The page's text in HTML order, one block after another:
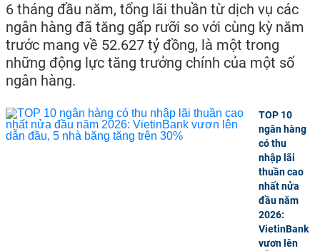
6 tháng đầu năm, tổng lãi thuần từ dịch vụ các
ngân hàng đã tăng gấp rưỡi so với cùng kỳ năm
trước mang về 52.627 tỷ đồng, là một trong
những động lực tăng trưởng chính của một số
ngân hàng.
TOP 10
ngân hàng
có thu
nhập lãi
thuần cao
nhất nửa
đầu năm
2026:
VietinBank
vươn lên